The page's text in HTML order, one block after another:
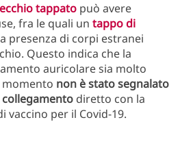
tappato può avere
fra le quali un tappo di
presenza di corpi estranei
Questo indica che la
auricolare sia molto
non è stato segnalato
diretto con la
vaccino per il Covid-19.